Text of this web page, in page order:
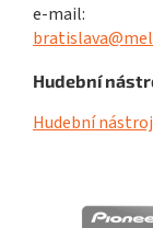
e-mail:
Hudební
Hudební